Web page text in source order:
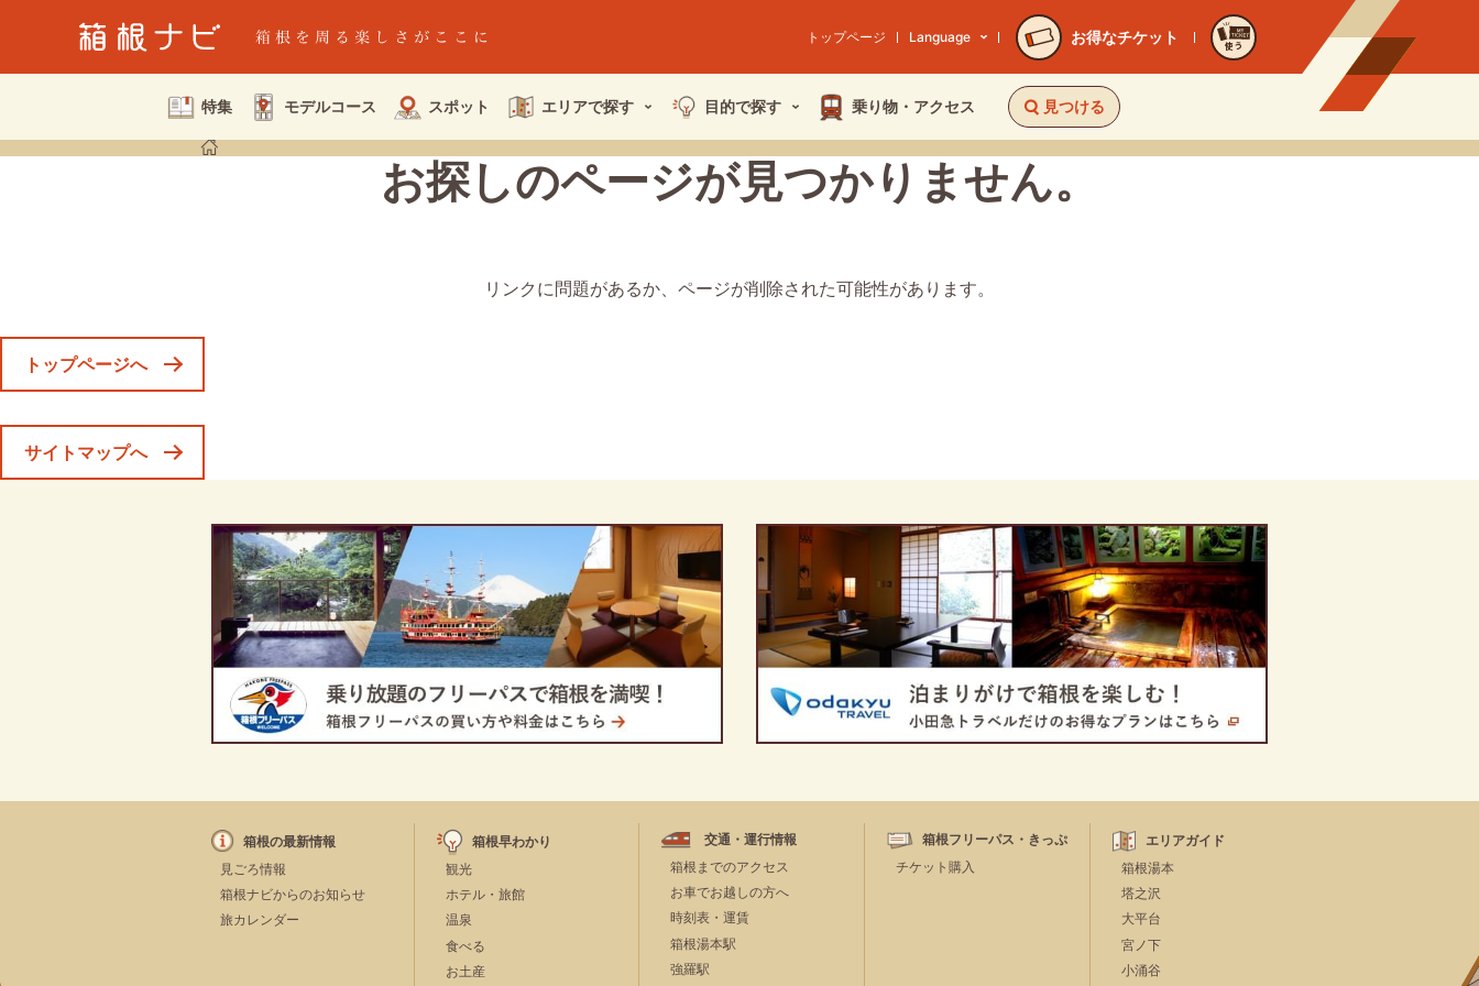
トップページ Language お得なチケット
使う
特集 モデルコース スポット エリアで探す 目的で探す 乗り物・ アクセス 見つける
お探しのページが見つかりません。
リンクに問題があるか、 ページが削除された可能性があります。
トップページへ
サイトマップへ
箱根の最新情報
見ごろ情報
箱根ナビからのお知らせ
旅カレンダー
箱根早わかり
観光
ホテル・旅館
温泉
食べる
お土産
交通・運行情報
箱根までのアクセス
お車でお越しの方へ
時刻表・運賃
箱根湯本駅
強羅駅
箱根フリーパス・きっぷ
チケット購入
エリアガイド
箱根湯本
塔之沢
大平台
宮ノ下
小涌谷